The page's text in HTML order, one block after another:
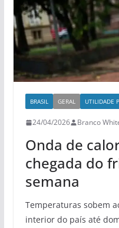
BRASIL GERAL UTILIDADE
24/04/2026 Branco
Onda de
chegada do
semana
Temperaturas sobem
interior do país até